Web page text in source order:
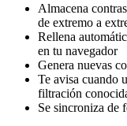
Almacena
de extremo a
Rellena
en tu navegador
Genera nuevas
Te avisa cuando
filtración
Se sincroniza de